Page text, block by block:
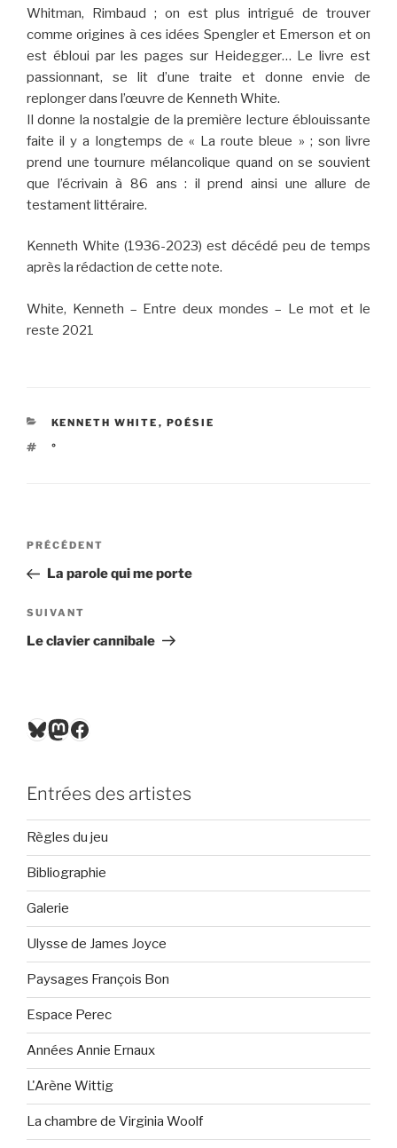
Whitman, Rimbaud ; on est plus intrigué de trouver
comme origines à ces idées Spengler et Emerson et on
est ébloui par les pages sur Heidegger… Le livre est
passionnant, se lit d’une traite et donne envie de
replonger dans l’œuvre de Kenneth White.
Il donne la nostalgie de la première lecture éblouissante
faite il y a longtemps de « La route bleue » ; son livre
prend une tournure mélancolique quand on se souvient
que l’écrivain à 86 ans : il prend ainsi une allure de
testament littéraire.
Kenneth White (1936-2023) est décédé peu de temps
après la rédaction de cette note.
White, Kenneth – Entre deux mondes – Le mot et le
reste 2021
CATÉGORIES
KENNETH WHITE , POÉSIE
ÉTIQUETTES
°
Navigation
l’article
Article
précédent
PRÉCÉDENT
La parole qui me porte
Article
suivant
SUIVANT
Le clavier cannibale
Bluesky
Mastodon
Facebook
Entrées des artistes
Règles du jeu
Bibliographie
Galerie
Ulysse de James Joyce
Paysages François Bon
Espace Perec
Années Annie Ernaux
L'Arène Wittig
La chambre de Virginia Woolf